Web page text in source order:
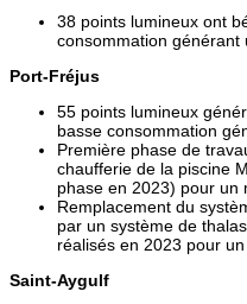
38 points lumineux ont
consommation générant
Port-Fréjus
55 points lumineux
basse consommation
Première phase de
chaufferie de la piscine
phase en 2023) pour un
Remplacement du
par un système de
réalisés en 2023 pour
Saint-Aygulf